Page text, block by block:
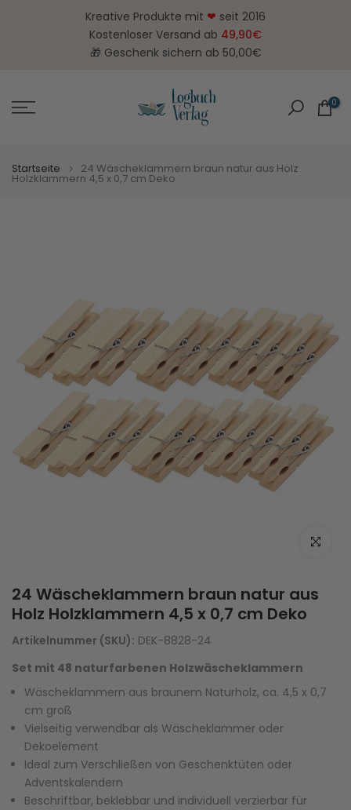
Kreative Produkte mit ❤ seit 2016
Kostenloser Versand ab 49,90€
🎁 Geschenk sichern ab 50,00€
0
Startseite 24 Wäscheklammern braun natur aus Holz
Holzklammern 4,5 x 0,7 cm Deko
Zum
24 Wäscheklammern braun natur aus
Holz Holzklammern 4,5 x 0,7 cm Deko
Artikelnummer (SKU): DEK-8828-24
Set mit 48 naturfarbenen Holzwäscheklammern
Wäscheklammern aus braunem Naturholz, ca. 4,5 x 0,7
cm groß
Vielseitig verwendbar als Wäscheklammer oder
Dekoelement
Ideal zum Verschließen von Geschenktüten oder
Adventskalendern
Beschriftbar, beklebbar und individuell verzierbar für